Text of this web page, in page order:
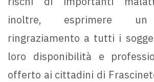
inoltre, esprimere un
ringraziamento a tutti i
loro disponibilità e
offerto ai cittadini di